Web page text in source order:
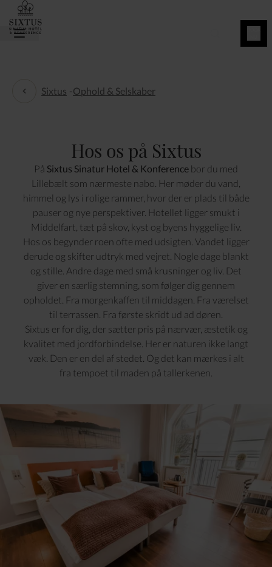
Ophold & Selskaber
Sixtus -Ophold & Selskaber
Hos os på Sixtus
På Sixtus Sinatur Hotel & Konference bor du med
Lillebælt som nærmeste nabo. Her møder du vand,
himmel og lys i rolige rammer, hvor der er plads til både
pauser og nye perspektiver. Hotellet ligger smukt i
Middelfart, tæt på skov, kyst og byens hyggelige liv.
Hos os begynder roen ofte med udsigten. Vandet ligger
derude og skifter udtryk med vejret. Nogle dage blankt
og stille. Andre dage med små krusninger og liv. Det
giver en særlig stemning, som følger dig gennem
opholdet. Fra morgenkaffen til middagen. Fra værelset
til terrassen. Fra første skridt ud ad døren.
Sixtus er for dig, der sætter pris på nærvær, æstetik og
kvalitet med jordforbindelse. Her er naturen ikke langt
væk. Den er en del af stedet. Og det kan mærkes i alt
fra tempoet til maden på tallerkenen.